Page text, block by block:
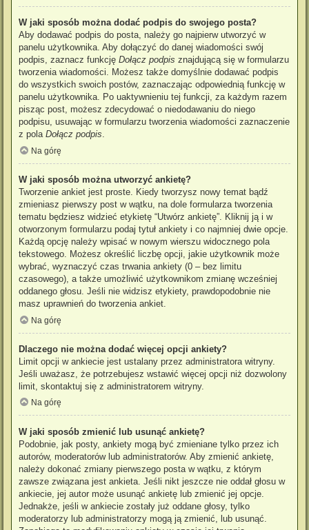
W jaki sposób można dodać podpis do swojego posta?
Aby dodawać podpis do posta, należy go najpierw utworzyć w
panelu użytkownika. Aby dołączyć do danej wiadomości swój
podpis, zaznacz funkcję Dołącz podpis znajdującą się w formularzu
tworzenia wiadomości. Możesz także domyślnie dodawać podpis
do wszystkich swoich postów, zaznaczając odpowiednią funkcję w
panelu użytkownika. Po uaktywnieniu tej funkcji, za każdym razem
pisząc post, możesz zdecydować o niedodawaniu do niego
podpisu, usuwając w formularzu tworzenia wiadomości zaznaczenie
z pola Dołącz podpis.
Na górę
W jaki sposób można utworzyć ankietę?
Tworzenie ankiet jest proste. Kiedy tworzysz nowy temat bądź
zmieniasz pierwszy post w wątku, na dole formularza tworzenia
tematu będziesz widzieć etykietę “Utwórz ankietę”. Kliknij ją i w
otworzonym formularzu podaj tytuł ankiety i co najmniej dwie opcje.
Każdą opcję należy wpisać w nowym wierszu widocznego pola
tekstowego. Możesz określić liczbę opcji, jakie użytkownik może
wybrać, wyznaczyć czas trwania ankiety (0 – bez limitu
czasowego), a także umożliwić użytkownikom zmianę wcześniej
oddanego głosu. Jeśli nie widzisz etykiety, prawdopodobnie nie
masz uprawnień do tworzenia ankiet.
Na górę
Dlaczego nie można dodać więcej opcji ankiety?
Limit opcji w ankiecie jest ustalany przez administratora witryny.
Jeśli uważasz, że potrzebujesz wstawić więcej opcji niż dozwolony
limit, skontaktuj się z administratorem witryny.
Na górę
W jaki sposób zmienić lub usunąć ankietę?
Podobnie, jak posty, ankiety mogą być zmieniane tylko przez ich
autorów, moderatorów lub administratorów. Aby zmienić ankietę,
należy dokonać zmiany pierwszego posta w wątku, z którym
zawsze związana jest ankieta. Jeśli nikt jeszcze nie oddał głosu w
ankiecie, jej autor może usunąć ankietę lub zmienić jej opcje.
Jednakże, jeśli w ankiecie zostały już oddane głosy, tylko
moderatorzy lub administratorzy mogą ją zmienić, lub usunąć.